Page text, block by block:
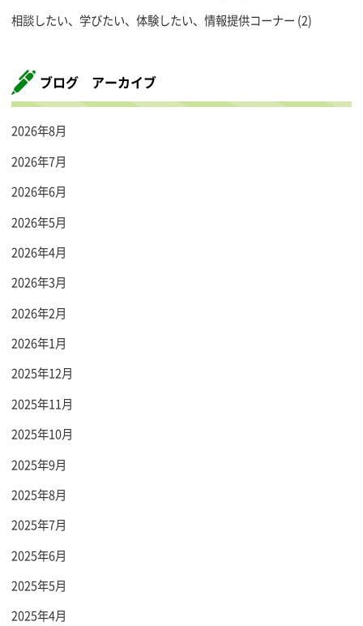
相談したい、学びたい、体験したい、情報提供コーナー (2)
ブログ アーカイブ
2026年8月
2026年7月
2026年6月
2026年5月
2026年4月
2026年3月
2026年2月
2026年1月
2025年12月
2025年11月
2025年10月
2025年9月
2025年8月
2025年7月
2025年6月
2025年5月
2025年4月